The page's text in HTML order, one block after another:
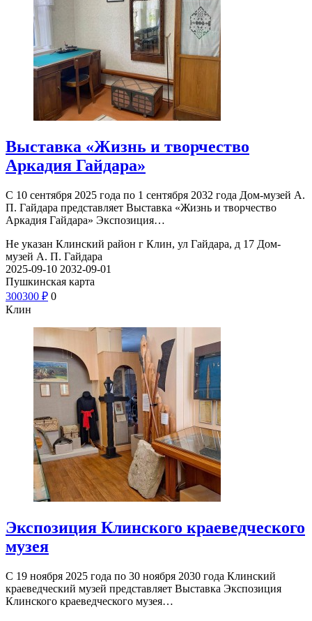
Выставка «Жизнь и творчество
Аркадия Гайдара»
С 10 сентября 2025 года по 1 сентября 2032 года Дом-музей А.
П. Гайдара представляет Выставка «Жизнь и творчество
Аркадия Гайдара» Экспозиция…
Не указан Клинский район г Клин, ул Гайдара, д 17 Дом-
музей А. П. Гайдара
2025-09-10 2032-09-01
Пушкинская карта
300300 ₽ 0
Клин
Экспозиция Клинского краеведческого
музея
С 19 ноября 2025 года по 30 ноября 2030 года Клинский
краеведческий музей представляет Выставка Экспозиция
Клинского краеведческого музея…